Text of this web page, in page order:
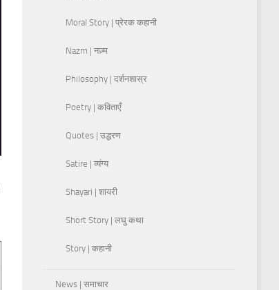
Moral Story | प्रेरक कहानी
Nazm | नज़्म
Philosophy | दर्शनशास्र
Poetry | कविताएँ
Quotes | उद्धरण
Satire | व्यंग्य
Shayari | शायरी
Short Story | लघु कथा
Story | कहानी
News | समाचार